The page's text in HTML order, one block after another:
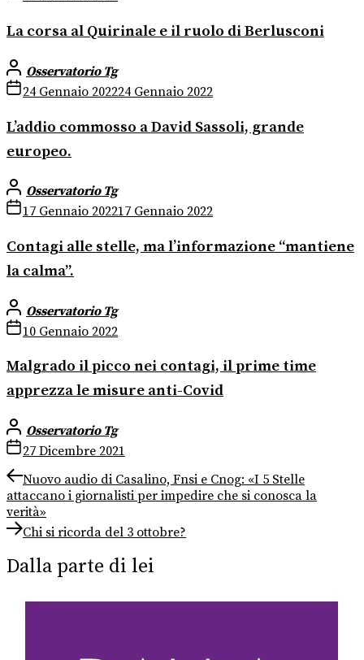
La corsa al Quirinale e il ruolo di Berlusconi
Osservatorio Tg
24 Gennaio 202224 Gennaio 2022
L’addio commosso a David Sassoli, grande
europeo.
Osservatorio Tg
17 Gennaio 202217 Gennaio 2022
Contagi alle stelle, ma l’informazione “mantiene
la calma”.
Osservatorio Tg
10 Gennaio 2022
Malgrado il picco nei contagi, il prime time
apprezza le misure anti-Covid
Osservatorio Tg
27 Dicembre 2021
Navigazione
articoli
Previous
post:
Nuovo audio di Casalino, Fnsi e Cnog: «I 5 Stelle
attaccano i giornalisti per impedire che si conosca la
verità»
Next
Chi si ricorda del 3 ottobre?
Dalla parte di lei